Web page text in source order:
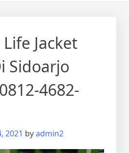
Jacket
Sidoarjo
4682-
2021 byadmin2